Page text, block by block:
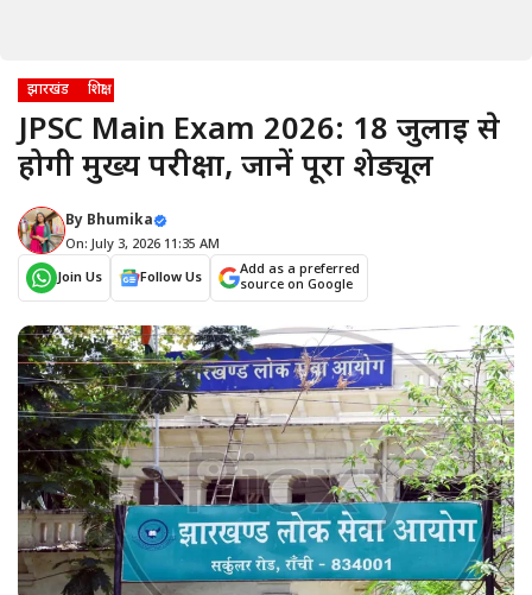
झारखंड शिक्षा
JPSC Main Exam 2026: 18 जुलाई से
होगी मुख्य परीक्षा, जानें पूरा शेड्यूल
By Bhumika
On: July 3, 2026 11:35 AM
Join Us
Follow Us
Add as a preferred
source on Google